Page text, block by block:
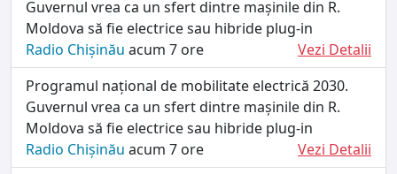
Guvernul vrea ca un sfert dintre mașinile din R.
Moldova să fie electrice sau hibride plug-in
Radio Chișinău acum 7 ore
Vezi Detalii
Programul național de mobilitate electrică 2030.
Guvernul vrea ca un sfert dintre mașinile din R.
Moldova să fie electrice sau hibride plug-in
Radio Chișinău acum 7 ore
Vezi Detalii